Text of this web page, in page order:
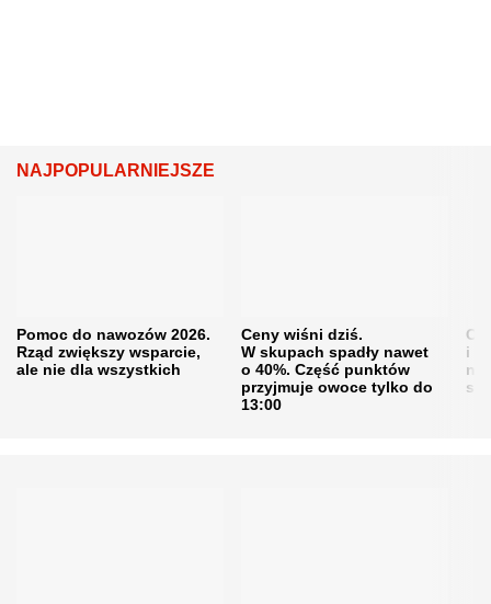
NAJPOPULARNIEJSZE
Pomoc do nawozów 2026.
Rząd zwiększy wsparcie,
ale nie dla wszystkich
Ceny wiśni dziś.
W skupach spadły nawet
o 40%. Część punktów
przyjmuje owoce tylko do
13:00
i